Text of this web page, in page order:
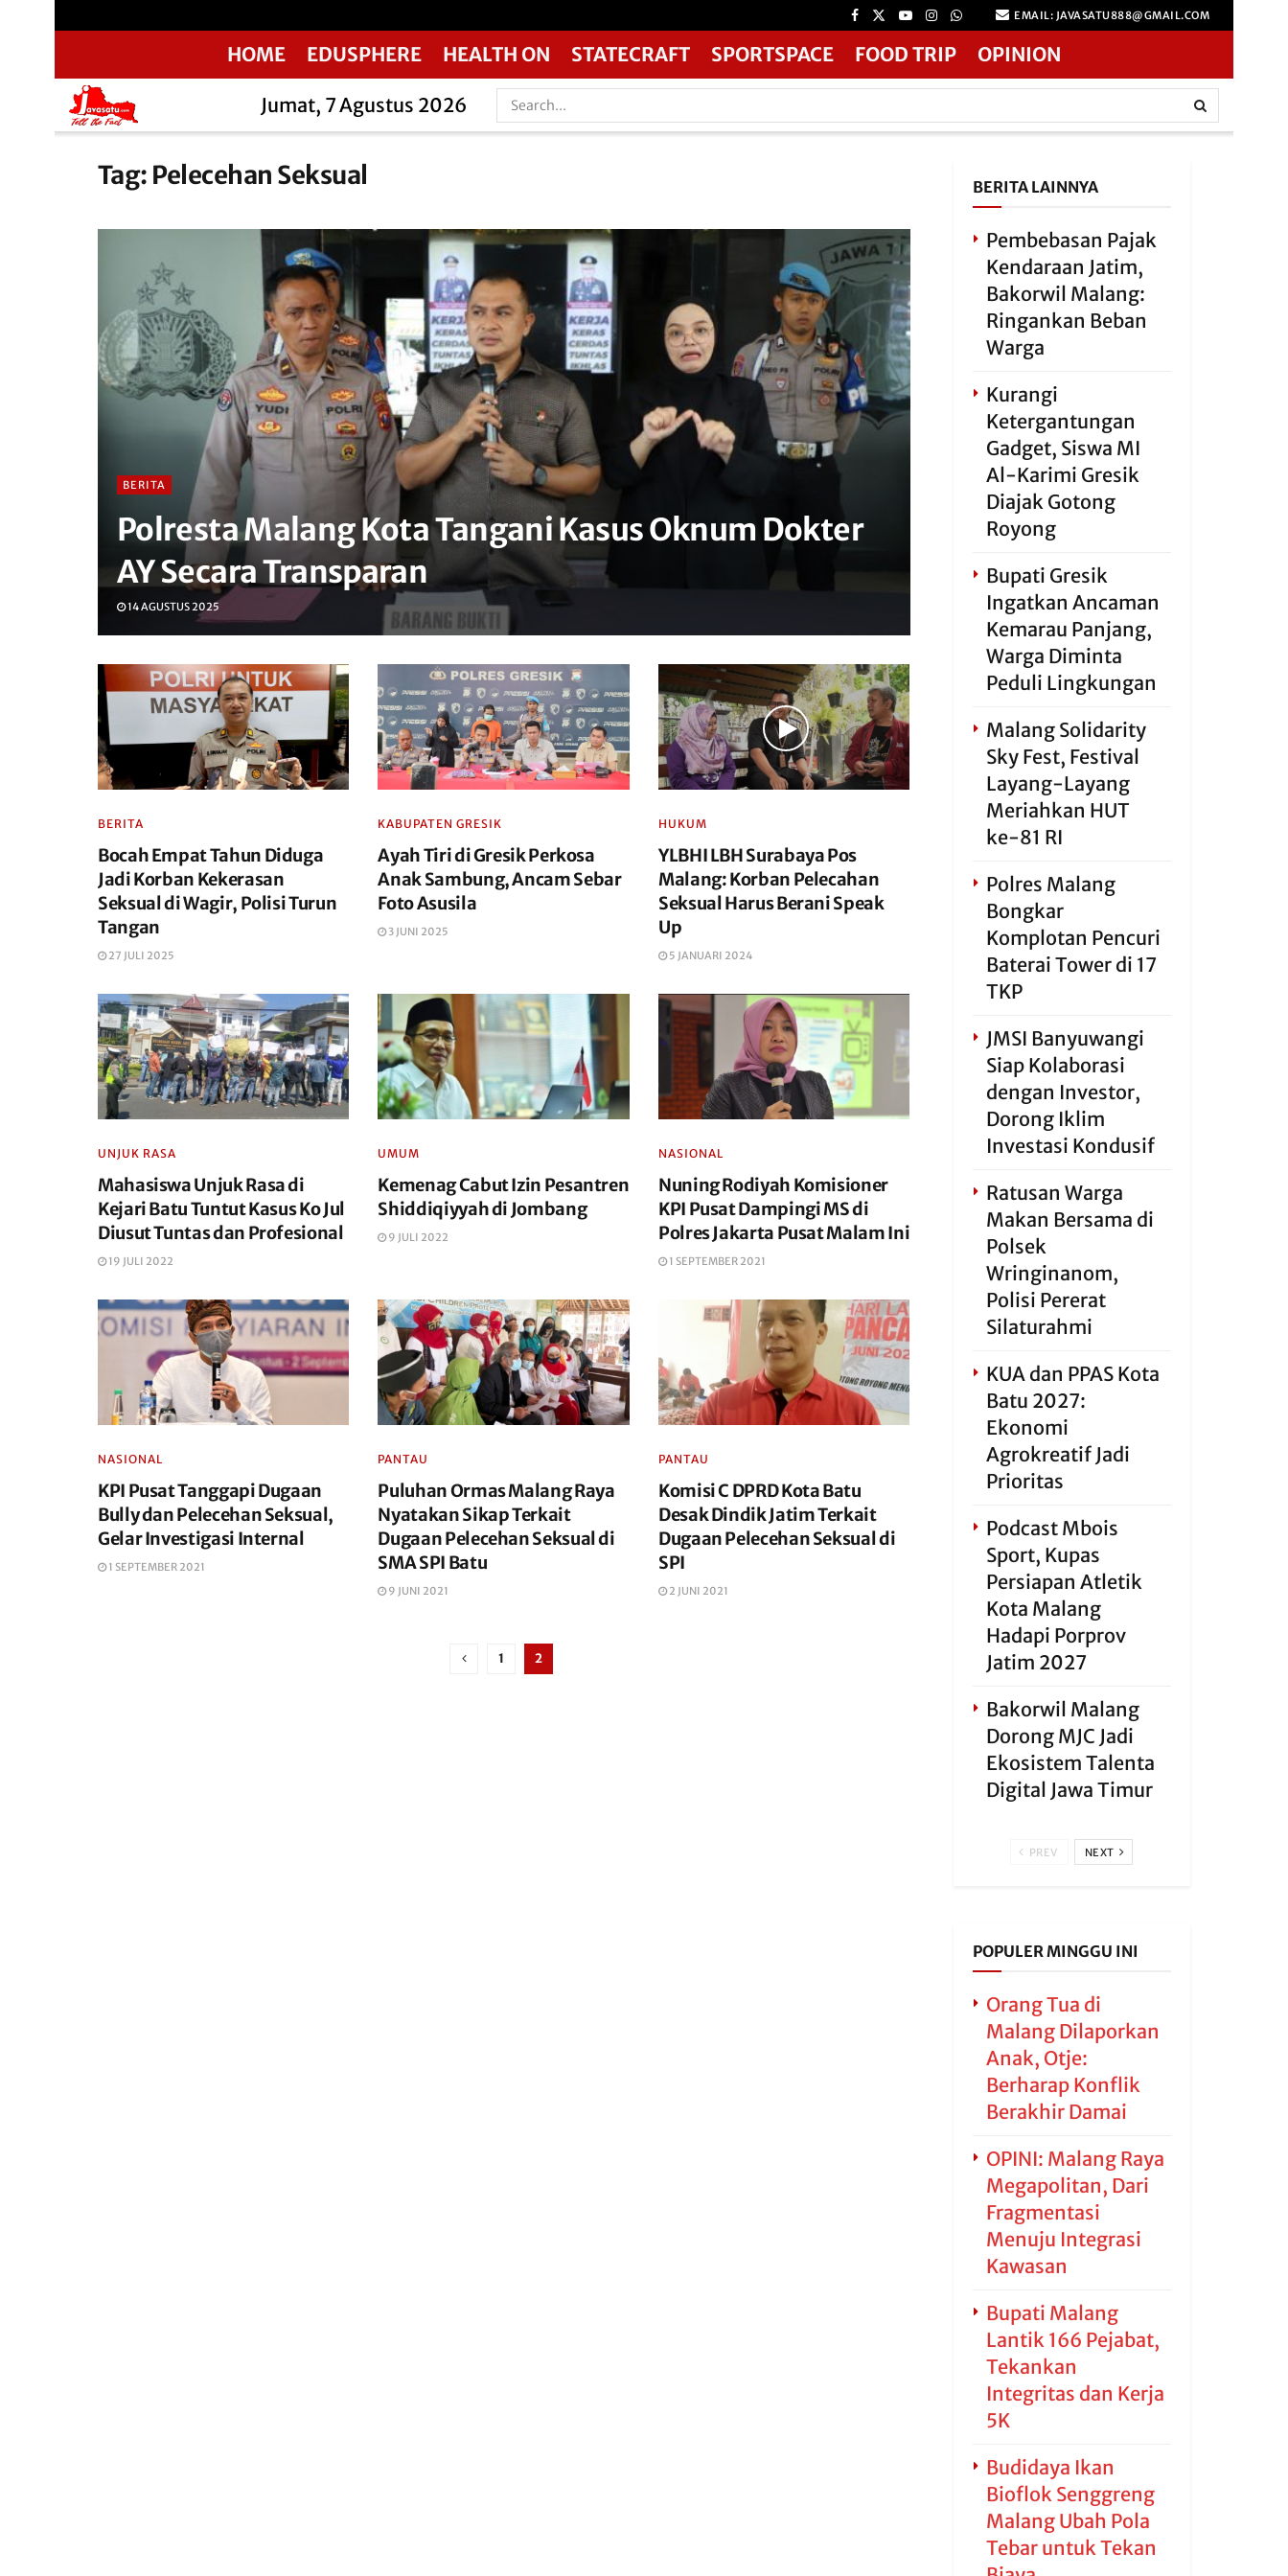
EMAIL: JAVASATU888@GMAIL.COM
HOME EDUSPHERE HEALTH ON STATECRAFT SPORTSPACE FOOD TRIP OPINION
Jumat, 7 Agustus 2026
Tag: Pelecehan Seksual
BERITA
Polresta Malang Kota Tangani Kasus Oknum Dokter
AY Secara Transparan
14 AGUSTUS 2025
BERITA
Bocah Empat Tahun Diduga
Jadi Korban Kekerasan
Seksual di Wagir, Polisi Turun
Tangan
27 JULI 2025
KABUPATEN GRESIK
Ayah Tiri di Gresik Perkosa
Anak Sambung, Ancam Sebar
Foto Asusila
3 JUNI 2025
HUKUM
YLBHI LBH Surabaya Pos
Malang: Korban Pelecahan
Seksual Harus Berani Speak
Up
5 JANUARI 2024
UNJUK RASA
Mahasiswa Unjuk Rasa di
Kejari Batu Tuntut Kasus Ko Jul
Diusut Tuntas dan Profesional
19 JULI 2022
UMUM
Kemenag Cabut Izin Pesantren
Shiddiqiyyah di Jombang
9 JULI 2022
NASIONAL
Nuning Rodiyah Komisioner
KPI Pusat Dampingi MS di
Polres Jakarta Pusat Malam Ini
1 SEPTEMBER 2021
NASIONAL
KPI Pusat Tanggapi Dugaan
Bully dan Pelecehan Seksual,
Gelar Investigasi Internal
1 SEPTEMBER 2021
PANTAU
Puluhan Ormas Malang Raya
Nyatakan Sikap Terkait
Dugaan Pelecehan Seksual di
SMA SPI Batu
9 JUNI 2021
PANTAU
Komisi C DPRD Kota Batu
Desak Dindik Jatim Terkait
Dugaan Pelecehan Seksual di
SPI
2 JUNI 2021
1 2
BERITA LAINNYA
Pembebasan Pajak
Kendaraan Jatim,
Bakorwil Malang:
Ringankan Beban
Warga
Kurangi
Ketergantungan
Gadget, Siswa MI
Al-Karimi Gresik
Diajak Gotong
Royong
Bupati Gresik
Ingatkan Ancaman
Kemarau Panjang,
Warga Diminta
Peduli Lingkungan
Malang Solidarity
Sky Fest, Festival
Layang-Layang
Meriahkan HUT
ke-81 RI
Polres Malang
Bongkar
Komplotan Pencuri
Baterai Tower di 17
TKP
JMSI Banyuwangi
Siap Kolaborasi
dengan Investor,
Dorong Iklim
Investasi Kondusif
Ratusan Warga
Makan Bersama di
Polsek
Wringinanom,
Polisi Pererat
Silaturahmi
KUA dan PPAS Kota
Batu 2027:
Ekonomi
Agrokreatif Jadi
Prioritas
Podcast Mbois
Sport, Kupas
Persiapan Atletik
Kota Malang
Hadapi Porprov
Jatim 2027
Bakorwil Malang
Dorong MJC Jadi
Ekosistem Talenta
Digital Jawa Timur
PREV NEXT
POPULER MINGGU INI
Orang Tua di
Malang Dilaporkan
Anak, Otje:
Berharap Konflik
Berakhir Damai
OPINI: Malang Raya
Megapolitan, Dari
Fragmentasi
Menuju Integrasi
Kawasan
Bupati Malang
Lantik 166 Pejabat,
Tekankan
Integritas dan Kerja
5K
Budidaya Ikan
Bioflok Senggreng
Malang Ubah Pola
Tebar untuk Tekan